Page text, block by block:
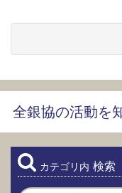
全銀協の活動を
カテゴリ内 検索